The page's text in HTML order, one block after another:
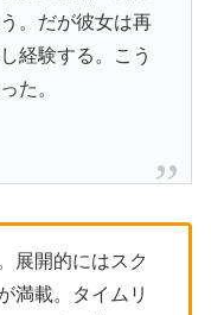
。だが彼女は再
経験する。こう
た。
展開的にはスク
満載。タイムリ